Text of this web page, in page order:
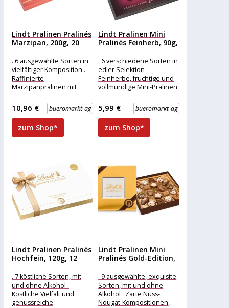
Lindt Pralinen Pralinés
Marzipan, 200g, 20
. 6 ausgewählte Sorten in
vielfältiger Komposition .
Raffinierte
Marzipanpralinen mit
Merkmale: Ausführung:
Geschenk weitere
Produktinformationen:
Inhalt:
bueromarkt-ag
10,96 €
zum Shop*
Lindt Pralinen Mini
Pralinés Feinherb, 90g,
. 6 verschiedene Sorten in
edler Selektion .
Feinherbe, fruchtige und
vollmundige Mini-Pralinen
Geschenk weitere
Produktinformationen:
Inhalt: 90g,
bueromarkt-ag
5,99 €
zum Shop*
Lindt Pralinen Pralinés
Hochfein, 120g, 12
. 7 köstliche Sorten, mit
und ohne Alkohol .
Köstliche Vielfalt und
genussreiche
Lindt Pralinen Mini
Pralinés Gold-Edition,
. 9 ausgewählte, exquisite
Sorten, mit und ohne
Alkohol . Zarte Nuss-
Nougat-Kompositionen,